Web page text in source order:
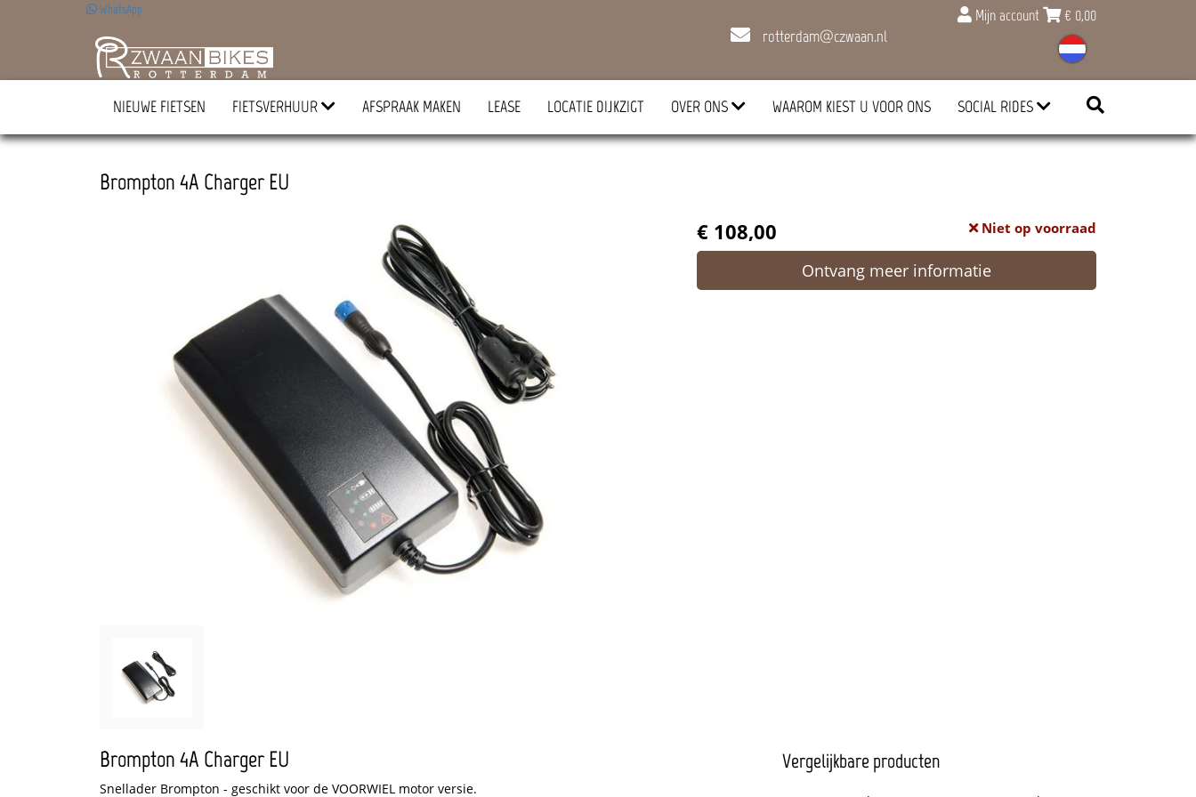
Mijn account € 0,00
rotterdam@czwaan.nl
WhatsApp
NIEUWE FIETSEN FIETSVERHUUR AFSPRAAK MAKEN LEASE LOCATIE DIJKZIGT OVER ONS WAAROM KIEST U VOOR ONS SOCIAL RIDES
Brompton 4A Charger EU
€ 108,00
Niet op voorraad
Ontvang meer informatie
Brompton 4A Charger EU
Snellader Brompton - geschikt voor de VOORWIEL motor versie.
Vergelijkbare producten